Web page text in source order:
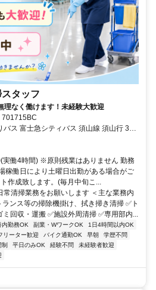
タッフ
理なく働けます！未経験大歓迎
ス 富士急シティバス 須山線 須山行 35
実働4時間) ※原則残業はありません 勤務
稼働日により土曜日出勤がある場合がご
作成致します。(毎月中旬こ...
常清掃業務をお願いします ＜主な業務内
ンス等の掃除機掛け、拭き掃き清掃 ✅ト
回収・運搬 ✅施設外周清掃 ✅専用部内...
内勤務OK 副業・WワークOK
1日4時間以内OK
リーター歓迎 バイク通勤OK 早朝
学歴不問
制 平日のみOK 経験不問
未経験者歓迎